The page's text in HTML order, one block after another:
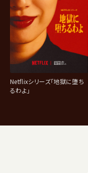
Netflixシリーズ「地獄に堕ち
るわよ」